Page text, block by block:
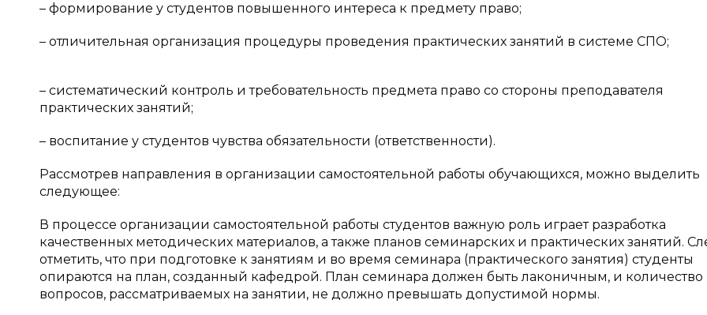
– формирование у студентов повышенного интереса к предмету право;
– отличительная организация процедуры проведения практических занятий в системе СПО;
– систематический контроль и требовательность предмета право со стороны преподавателя
практических занятий;
– воспитание у студентов чувства обязательности (ответственности).
Рассмотрев направления в организации самостоятельной работы обучающихся, можно выделить
следующее:
В процессе организации самостоятельной работы студентов важную роль играет разработка
качественных методических материалов, а также планов семинарских и практических занятий.
отметить, что при подготовке к занятиям и во время семинара (практического занятия) студенты
опираются на план, созданный кафедрой. План семинара должен быть лаконичным, и количество
вопросов, рассматриваемых на занятии, не должно превышать допустимой нормы.